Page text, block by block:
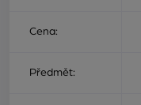
Cena:
Předmět: